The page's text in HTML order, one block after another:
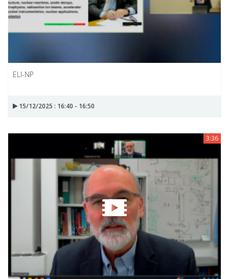
ELI-NP
15/12/2025 : 16:40 - 16:50
3:36